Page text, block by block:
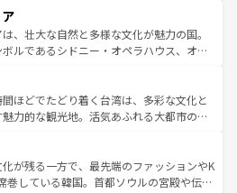
ンズでは、音楽と美食が融合した独特の
者はアメリカの各地域で異なる魅力を楽
多様性と豊かな歴史を感じることができ
イルだ。 なお、新着のアメリカ
ツ一覧を参照してほしい。
い。また、定番の観光地といえばオアフ
然を求めるならマウイ島やカウアイ島が
ルドグリーンに輝く海をはじめ、豊かな
心で訪れる人々を迎えてくれるハワイの
ーカルフードやハワイアンミュージッ
ダンスなど、すべてがハワイの魅力を彩
い。 なお、新着のハワイ情報
を参照してほしい。
、壮大な自然と多様な文化が魅力の国。
ルであるシドニー・オペラハウス、オー
中央部にそびえるウルル（エアーズロッ
の美しい原生林やケアンズの熱帯雨林な
くさん。また、カフェやワイン、オージ
ティも充実しており、サーフィンやダイ
グなど、アウトドア好きにはたまらな
アの多彩な魅力を存分に味わいつくそ
ほどでたどり着く台湾は、多彩な文化と
力的な観光地。活気あふれる大都市の台
岳地帯である台湾東部など、都市の喧騒
共存しており、訪れる人に新しい発見と
くれる。また、奥深い台湾の食文化も魅
が残る一方で、最先端のファッションやK
巻している韓国。首都ソウルの宮殿や伝統